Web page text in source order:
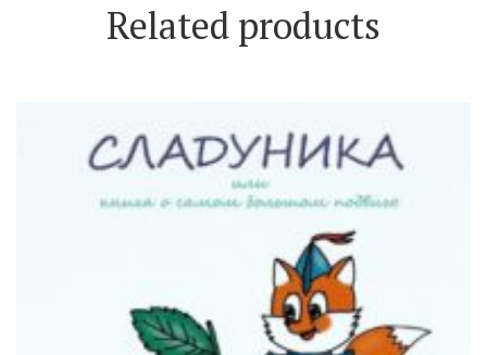
Related products